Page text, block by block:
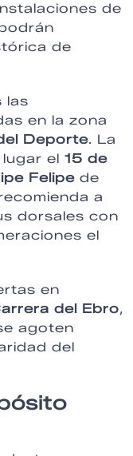
de
de
las
en la zona
Deporte. La
el 15 de
Felipe de
a
dorsales con
el
en
del Ebro,
agoten
del